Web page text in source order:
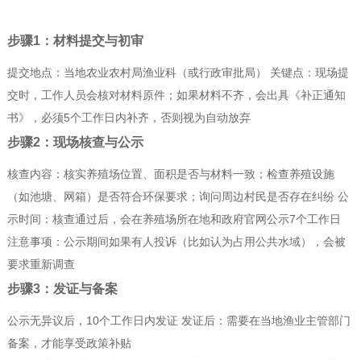
步骤1：材料提交与初审
提交地点：当地农业农村局渔业科（或行政审批局） 关键点：现场提
交时，工作人员会核对材料原件；如果材料不齐，会出具《补正通知
书》，必须5个工作日内补齐，否则视为自动放弃
步骤2：现场核查与公示
核查内容：核实养殖场位置、面积是否与材料一致；检查养殖设施
（如池塘、网箱）是否符合环保要求；询问周边村民是否存在纠纷 公
示时间：核查通过后，会在养殖场所在地和政府官网公示7个工作日
注意事项：公示期间如果有人投诉（比如认为占用公共水域），会被
要求重新调查
步骤3：发证与备案
公示无异议后，10个工作日内发证 发证后：需要在当地渔业主管部门
备案，才能享受政策补贴